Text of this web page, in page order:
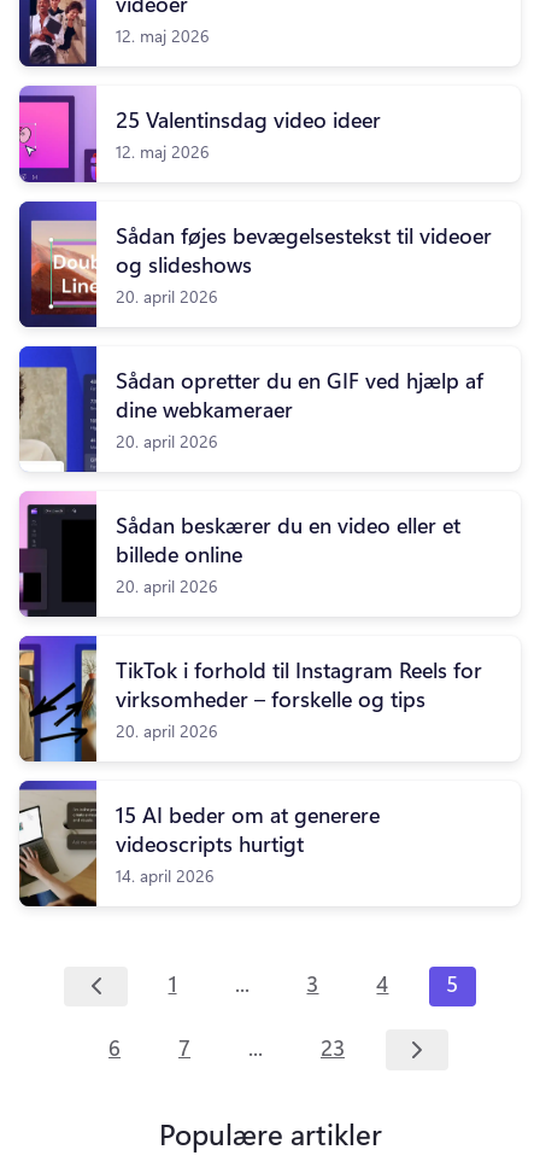
12. maj 2026
25 Valentinsdag video ideer
12. maj 2026
Sådan føjes bevægelsestekst til videoer
og slideshows
20. april 2026
Sådan opretter du en GIF ved hjælp af
dine webkameraer
20. april 2026
Sådan beskærer du en video eller et
billede online
20. april 2026
TikTok i forhold til Instagram Reels for
virksomheder – forskelle og tips
20. april 2026
15 AI beder om at generere
videoscripts hurtigt
14. april 2026
1 ... 3 4 5
6 7 ... 23
Populære artikler